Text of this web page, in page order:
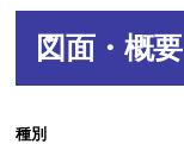
図面・概要
種別